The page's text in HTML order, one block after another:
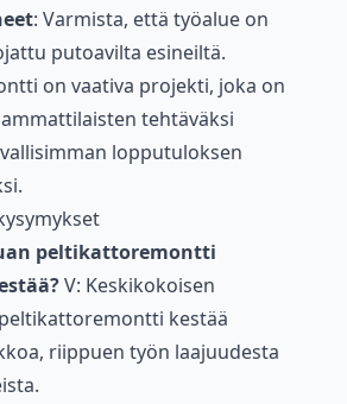
: Varmista, että työalue on
putoavilta esineiltä.
on vaativa projekti, joka on
tehtäväksi
lopputuloksen
peltikattoremontti
V: Keskikokoisen
kestää
riippuen työn laajuudesta